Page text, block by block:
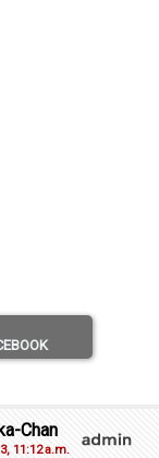
Chan
11:12 a.m.